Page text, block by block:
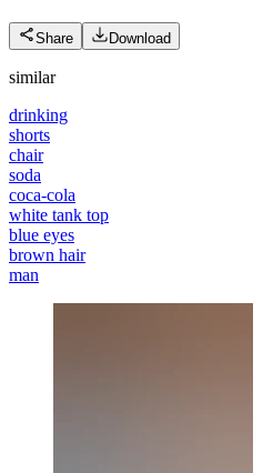
Share Download
similar
drinking
shorts
chair
soda
coca-cola
white tank top
blue eyes
brown hair
man